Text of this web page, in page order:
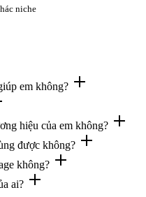
niche
em không?
hiệu của em không?
được không?
không?
ai?